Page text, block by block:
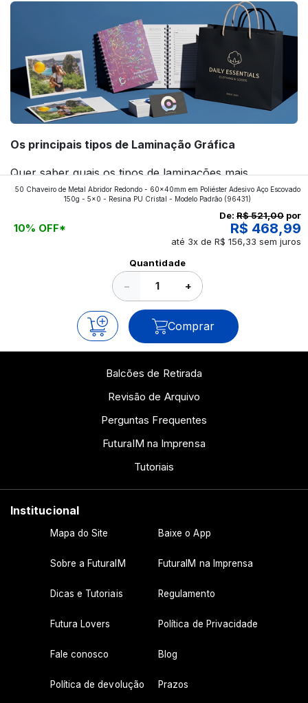
Os principais tipos de Laminação Gráfica
Quer saber quais os tipos de laminações mais
aplicados nos impressos da gráfica FuturaIM? Então,
continue a leitura que vamos revelar para você!
50 Chaveiro de Metal Abridor Redondo - 60x40mm em Poliéster Adesivo Aço Escovado
150g - 5x0 - Resina PU Cristal - Modelo Padrão (96431)
10% OFF*
De: R$ 521,00 por
R$ 468,99
até 3x de R$ 156,33 sem juros
Quantidade
− +
Comprar
Balcões de Retirada
Revisão de Arquivo
Perguntas Frequentes
FuturaIM na Imprensa
Tutoriais
Institucional
Mapa do Site Baixe o App
Sobre a FuturaIM FuturaIM na Imprensa
Dicas e Tutoriais Regulamento
Futura Lovers Política de Privacidade
Fale conosco Blog
Política de devolução Prazos